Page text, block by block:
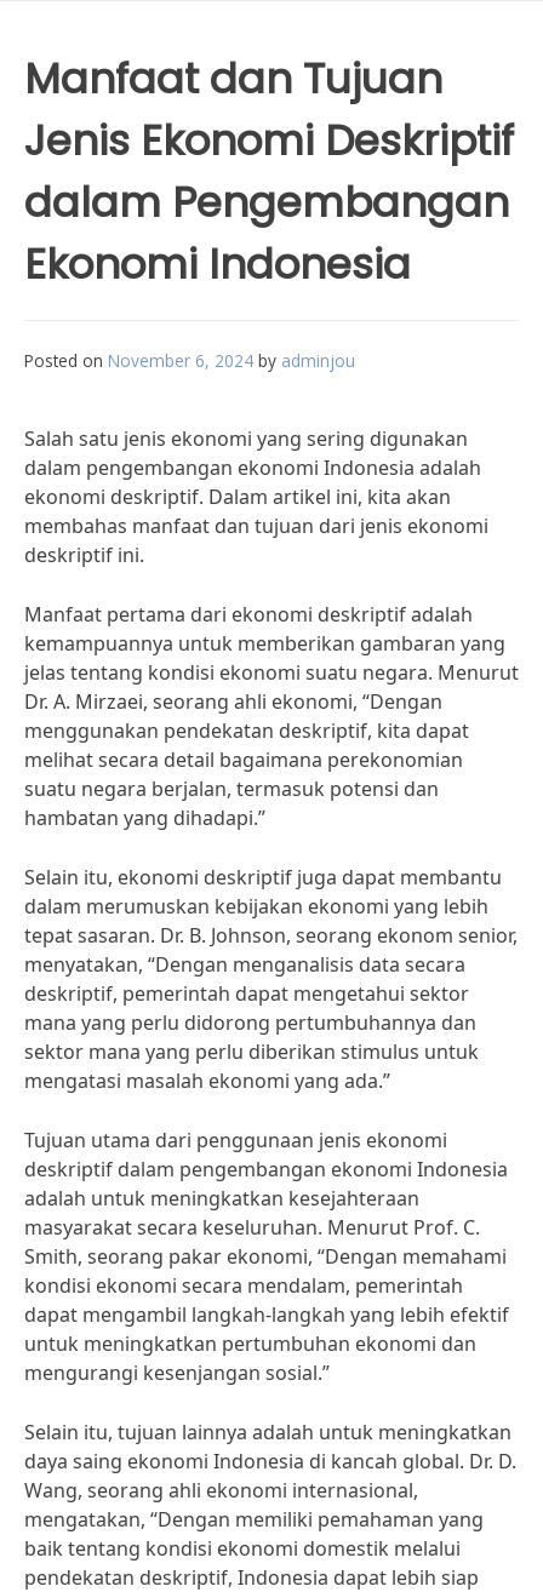
Manfaat dan Tujuan
Jenis Ekonomi Deskriptif
dalam Pengembangan
Ekonomi Indonesia
Posted on November 6, 2024 by adminjou
Salah satu jenis ekonomi yang sering digunakan
dalam pengembangan ekonomi Indonesia adalah
ekonomi deskriptif. Dalam artikel ini, kita akan
membahas manfaat dan tujuan dari jenis ekonomi
deskriptif ini.
Manfaat pertama dari ekonomi deskriptif adalah
kemampuannya untuk memberikan gambaran yang
jelas tentang kondisi ekonomi suatu negara. Menurut
Dr. A. Mirzaei, seorang ahli ekonomi, “Dengan
menggunakan pendekatan deskriptif, kita dapat
melihat secara detail bagaimana perekonomian
suatu negara berjalan, termasuk potensi dan
hambatan yang dihadapi.”
Selain itu, ekonomi deskriptif juga dapat membantu
dalam merumuskan kebijakan ekonomi yang lebih
tepat sasaran. Dr. B. Johnson, seorang ekonom senior,
menyatakan, “Dengan menganalisis data secara
deskriptif, pemerintah dapat mengetahui sektor
mana yang perlu didorong pertumbuhannya dan
sektor mana yang perlu diberikan stimulus untuk
mengatasi masalah ekonomi yang ada.”
Tujuan utama dari penggunaan jenis ekonomi
deskriptif dalam pengembangan ekonomi Indonesia
adalah untuk meningkatkan kesejahteraan
masyarakat secara keseluruhan. Menurut Prof. C.
Smith, seorang pakar ekonomi, “Dengan memahami
kondisi ekonomi secara mendalam, pemerintah
dapat mengambil langkah-langkah yang lebih efektif
untuk meningkatkan pertumbuhan ekonomi dan
mengurangi kesenjangan sosial.”
Selain itu, tujuan lainnya adalah untuk meningkatkan
daya saing ekonomi Indonesia di kancah global. Dr. D.
Wang, seorang ahli ekonomi internasional,
mengatakan, “Dengan memiliki pemahaman yang
baik tentang kondisi ekonomi domestik melalui
pendekatan deskriptif, Indonesia dapat lebih siap